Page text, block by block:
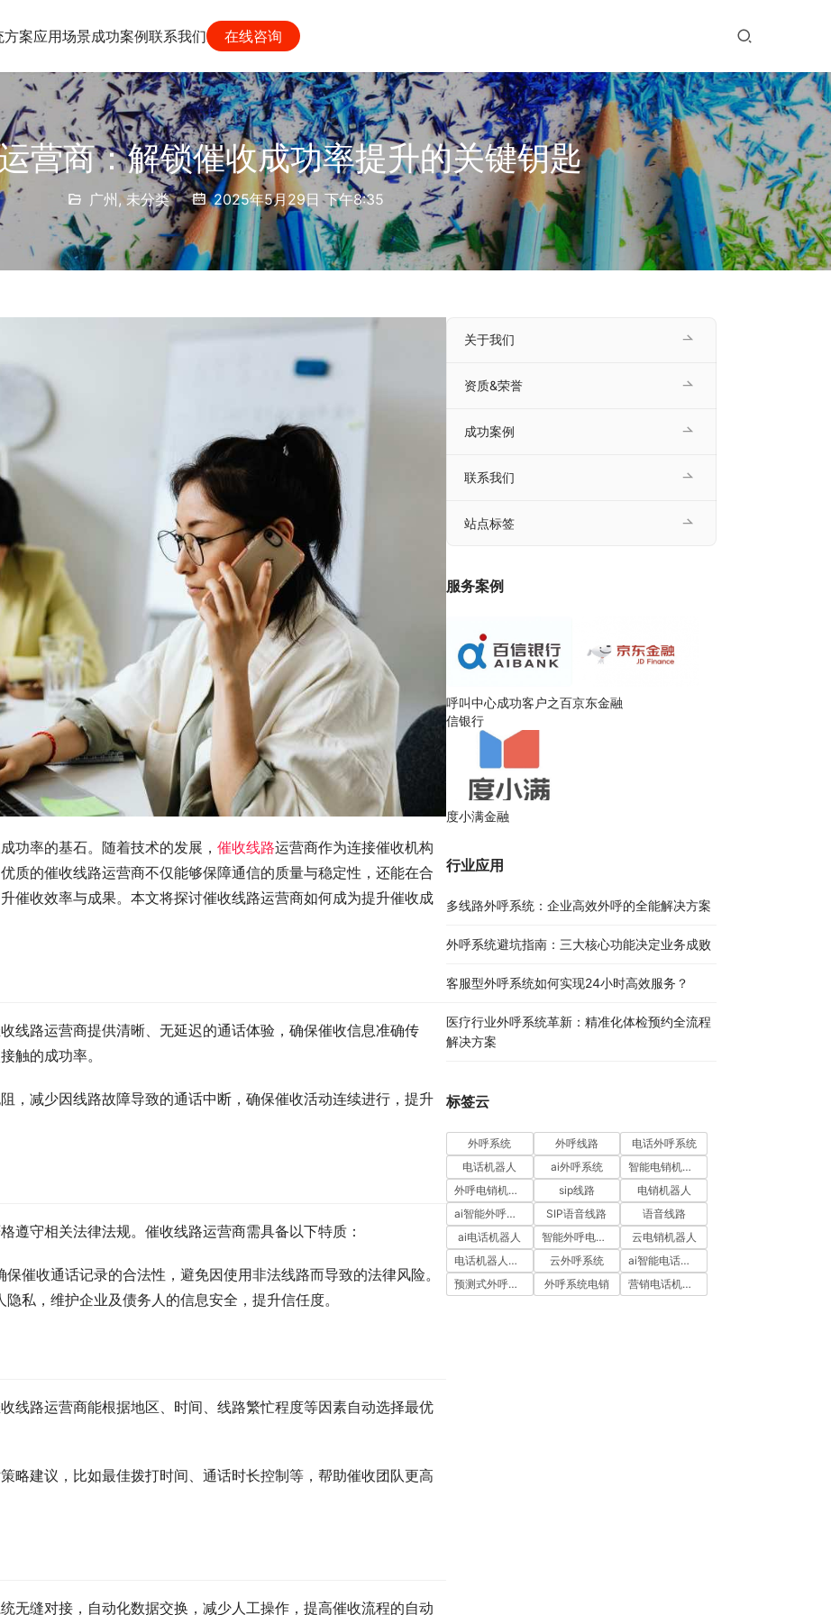
方案应用场景成功案例联系我们 在线咨询
营商：解锁催收成功率提升的关键钥匙
广州,未分类 2025年5月29日 下午8:35
功率的基石。随着技术的发展， 催收线路运营商作为连接催收机构
质的催收线路运营商不仅能够保障通信的质量与稳定性，还能在合
催收效率与成果。本文将探讨催收线路运营商如何成为提升催收成
线路运营商提供清晰、无延迟的通话体验，确保催收信息准确传
触的成功率。
，减少因线路故障导致的通话中断，确保催收活动连续进行，提升
遵守相关法律法规。催收线路运营商需具备以下特质：
催收通话记录的合法性，避免因使用非法线路而导致的法律风险。
私，维护企业及债务人的信息安全，提升信任度。
线路运营商能根据地区、时间、线路繁忙程度等因素自动选择最优
略建议，比如最佳拨打时间、通话时长控制等，帮助催收团队更高
无缝对接，自动化数据交换，减少人工操作，提高催收流程的自动
关于我们
资质&荣誉
成功案例
联系我们
站点标签
服务案例
呼叫中心成功客户之百
信银行
京东金融
度小满金融
行业应用
多线路外呼系统：企业高效外呼的全能解决方案​
外呼系统避坑指南：三大核心功能决定业务成败​
客服型外呼系统如何实现24小时高效服务？
医疗行业外呼系统革新：精准化体检预约全流程
解决方案​
标签云
外呼系统 外呼线路
电话外呼系统
电话机器人
ai外呼系统
智能电销机器人
外呼电销机器人
sip线路
电销机器人
ai智能外呼系统
SIP语音线路
语音线路
ai电话机器人
智能外呼电销机器人
云电销机器人
电话机器人外呼
云外呼系统
ai智能电话机器人
预测式外呼系统
外呼系统电销 营销电话机器人